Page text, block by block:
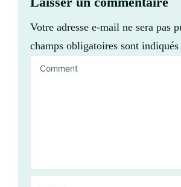
Votre adresse e-mail ne sera pas
champs obligatoires sont indiqués